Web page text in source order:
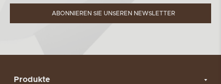
ABONNIEREN SIE UNSEREN NEWSLETTER
Produkte